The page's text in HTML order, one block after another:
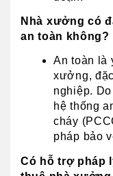
Nhà xưởng có
an toàn không?
An toàn là
xưởng,
nghiệp.
hệ thống
cháy
pháp bảo
Có hỗ trợ pháp